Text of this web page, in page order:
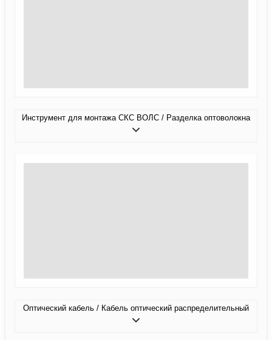
Инструмент для монтажа СКС ВОЛС / Разделка оптоволокна
Оптический кабель / Кабель оптический распределительный